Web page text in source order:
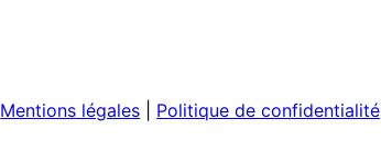
Mentions légales Politique de confidentialité